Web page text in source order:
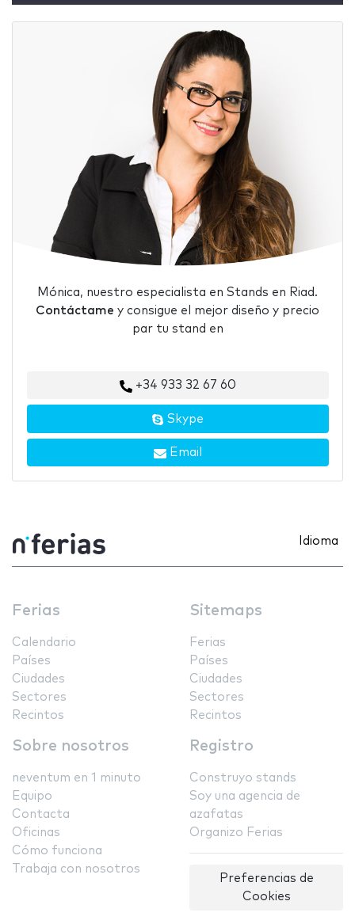
Mónica, nuestro especialista en Stands en Riad.
Contáctame y consigue el mejor diseño y precio
par tu stand en
+34 933 32 67 60
Skype
Email
Idioma
Ferias
Calendario
Países
Ciudades
Sectores
Recintos
Sitemaps
Ferias
Países
Ciudades
Sectores
Recintos
Sobre nosotros
neventum en 1 minuto
Equipo
Contacta
Oficinas
Cómo funciona
Trabaja con nosotros
Registro
Construyo stands
Soy una agencia de
azafatas
Organizo Ferias
Preferencias de
Cookies